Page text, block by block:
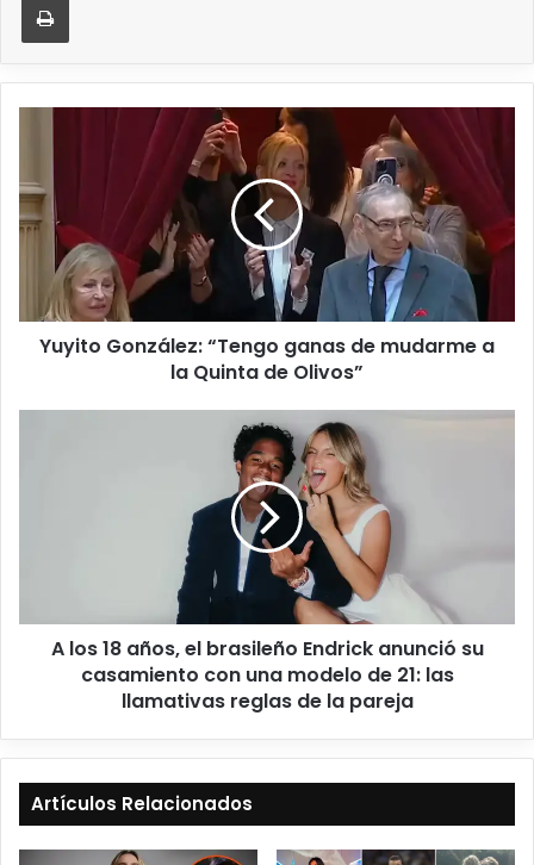
Yuyito González: “Tengo ganas de mudarme a
la Quinta de Olivos”
A los 18 años, el brasileño Endrick anunció su
casamiento con una modelo de 21: las
llamativas reglas de la pareja
Artículos Relacionados